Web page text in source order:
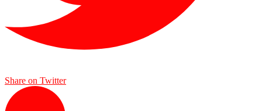
Share on Twitter